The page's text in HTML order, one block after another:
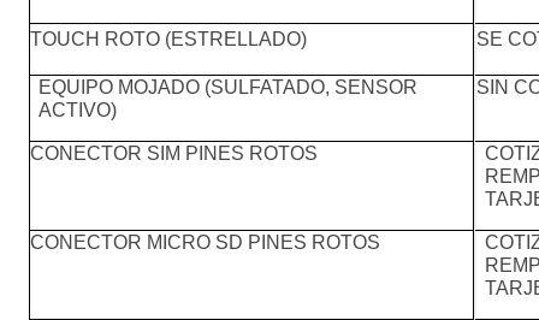
TOUCH ROTO (ESTRELLADO) SE
EQUIPO MOJADO (SULFATADO, SENSOR
ACTIVO)
SIN
CONECTOR SIM PINES ROTOS
CONECTOR MICRO SD PINES ROTOS